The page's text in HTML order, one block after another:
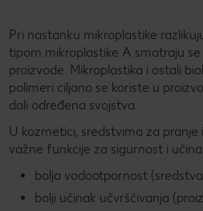
Pri nastanku mikroplastike
tipom mikroplastike A smatraju
proizvode. Mikroplastika i ostali
polimeri ciljano se koriste u
dali određena svojstva.
U kozmetici, sredstvima za pranje
važne funkcije za sigurnost i
bolja vodootpornost
bolji učinak učvršćivanja